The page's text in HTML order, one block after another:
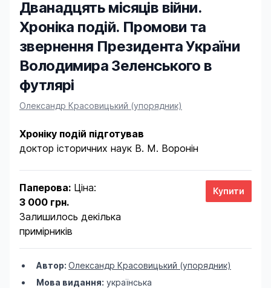
Дванадцять місяців війни.
Хроніка подій. Промови та
звернення Президента України
Володимира Зеленського в
футлярі
Product information
Олександр Красовицький (упорядник)
Хроніку подій підготував
доктор історичних наук В. М. Воронін
Паперова: Ціна:
3 000 грн.
Залишилось декілька
примірників
Автор: Олександр Красовицький (упорядник)
Мова видання: українська